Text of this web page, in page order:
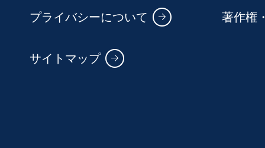
プライバシーについて 著作権
サイトマップ